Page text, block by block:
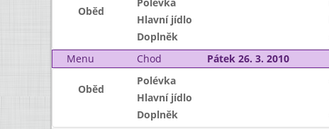
Oběd
Hlavní jídlo
Doplněk
Menu
Chod Pátek 26. 3. 2010
Oběd
Polévka
Hlavní jídlo
Doplněk